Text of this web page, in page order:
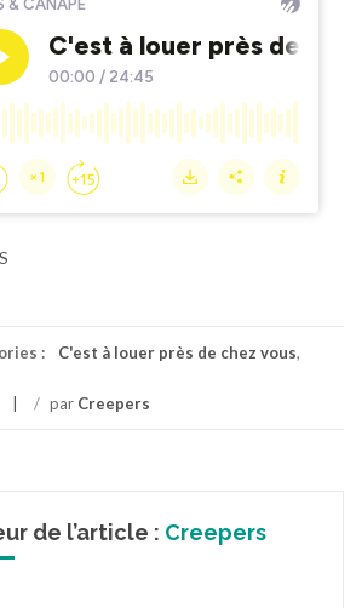
: C'est à louer près de chez vous,
/ par Creepers
de l’article : Creepers